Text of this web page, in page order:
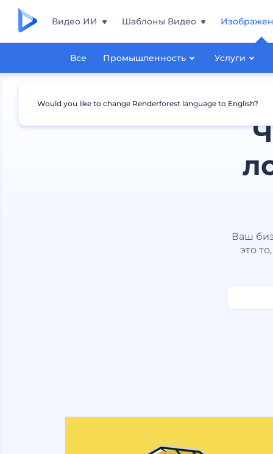
Видео ИИ Шаблоны Видео
Все Промышленность Услуги
Ваш
это
Would you like to change Renderforest language to English?